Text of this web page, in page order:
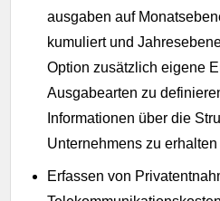
ausgaben auf
kumuliert und
Option zusätzlich eigene
Ausgabearten zu
Informationen über die
Unternehmens zu erhalten
Erfassen von